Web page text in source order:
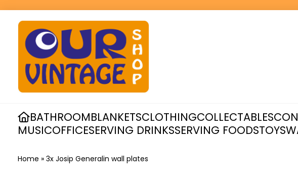
BATHROOMBLANKETSCLOTHINGCOLLECTABLES
MUSICOFFICESERVING DRINKSSERVING FOODSTOYS
Home » 3x Josip Generalin wall plates